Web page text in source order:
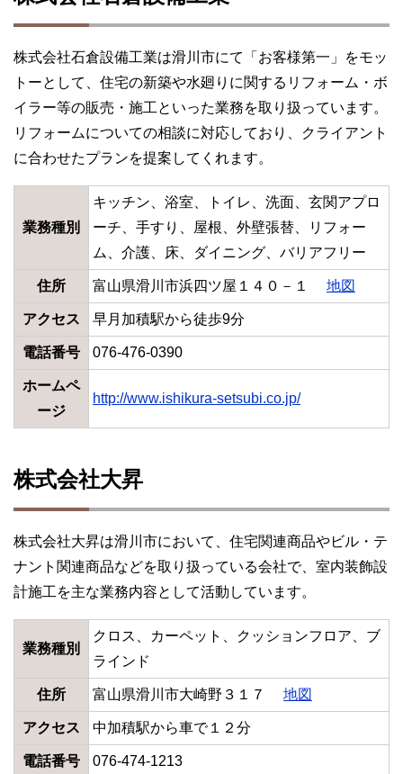
株式会社石倉設備工業は滑川市にて「お客様第一」をモッ
トーとして、住宅の新築や水廻りに関するリフォーム・ボ
イラー等の販売・施工といった業務を取り扱っています。
リフォームについての相談に対応しており、クライアント
に合わせたプランを提案してくれます。
業務種別
キッチン、浴室、トイレ、洗面、玄関アプロ
ーチ、手すり、屋根、外壁張替、リフォー
ム、介護、床、ダイニング、バリアフリー
住所 富山県滑川市浜四ツ屋１４０－１ 地図
アクセス 早月加積駅から徒歩9分
電話番号 076-476-0390
ホームペ
ージ
http://www.ishikura-setsubi.co.jp/
株式会社大昇
株式会社大昇は滑川市において、住宅関連商品やビル・テ
ナント関連商品などを取り扱っている会社で、室内装飾設
計施工を主な業務内容として活動しています。
業務種別
クロス、カーペット、クッションフロア、ブ
ラインド
住所 富山県滑川市大崎野３１７ 地図
アクセス 中加積駅から車で１２分
電話番号 076-474-1213